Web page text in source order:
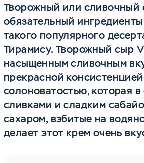
Творожный или сливочный
обязательный
такого популярного
Тирамису. Творожный сыр
насыщенным сливочным
прекрасной
солоноватостью, которая в
сливками и сладким
сахаром, взбитые на
делает этот крем очень